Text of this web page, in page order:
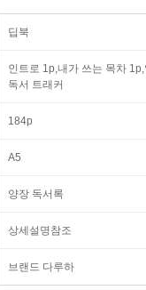
딥북
인트로 1p,내가 쓰는 목차
독서 트래커
184p
A5
양장 독서록
상세설명참조
브랜드 다루하